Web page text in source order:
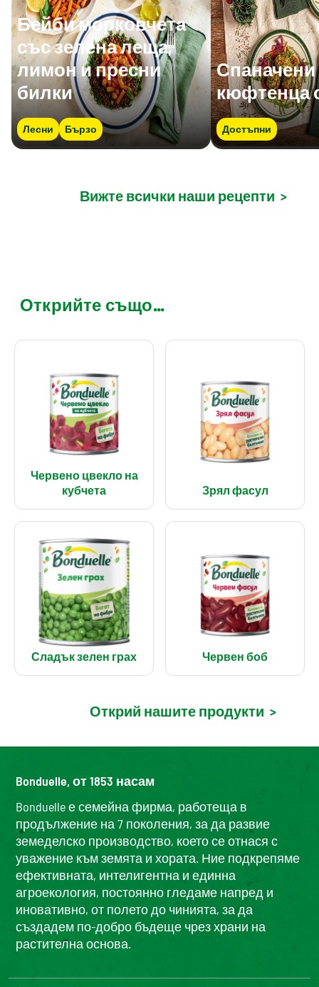
Бейби морковчета
със зелена леща,
лимон и пресни
билки
Лесни Бързо
Спаначени
кюфтенца
Достъпни
Вижте всички наши рецепти >
Открийте също...
Червено цвекло на
кубчета
Зрял фасул
Сладък зелен грах Червен боб
Открий нашите продукти >
Bonduelle, от 1853 насам
Bonduelle е семейна фирма, работеща в
продължение на 7 поколения, за да развие
земеделско производство, което се отнася с
уважение към земята и хората. Ние подкрепяме
ефективната, интелигентна и единна
агроекология, постоянно гледаме напред и
иновативно, от полето до чинията, за да
създадем по-добро бъдеще чрез храни на
растителна основа.